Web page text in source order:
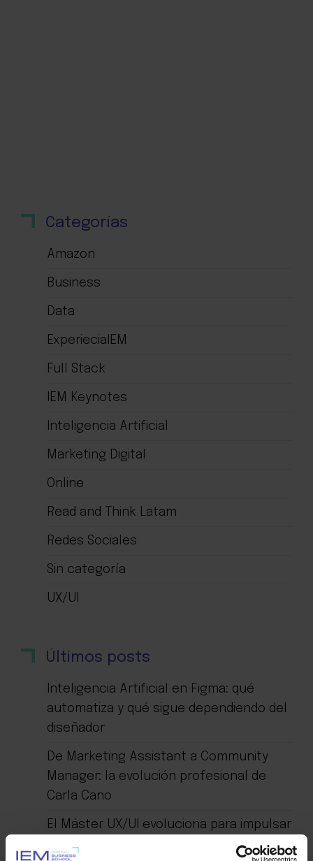
Categorías
Amazon
Business
Data
ExperieciaIEM
Full Stack
IEM Keynotes
Inteligencia Artificial
Marketing Digital
Online
Read and Think Latam
Redes Sociales
Sin categoría
UX/UI
Últimos posts
Inteligencia Artificial en Figma: qué
automatiza y qué sigue dependiendo del
diseñador
De Marketing Assistant a Community
Manager: la evolución profesional de
Carla Cano
El Máster UX/UI evoluciona para impulsar
la empleabilidad en la era de la IA